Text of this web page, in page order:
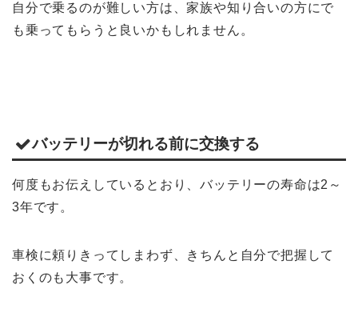
自分で乗るのが難しい方は、家族や知り合いの方にで
も乗ってもらうと良いかもしれません。
バッテリーが切れる前に交換する
何度もお伝えしているとおり、バッテリーの寿命は2～
3年です。
車検に頼りきってしまわず、きちんと自分で把握して
おくのも大事です。